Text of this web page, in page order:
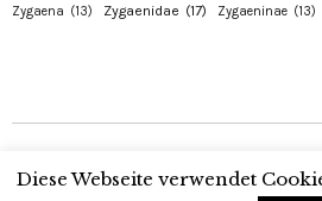
Zygaena (13) Zygaenidae (17) Zygaeninae (13)
Copyright © 2026 Alexanders Schmetterlinge.
Ohr
Diese Webseite verwendet